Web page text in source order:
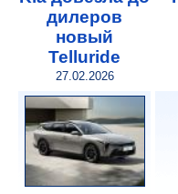
дилеров
новый
Telluride
27.02.2026